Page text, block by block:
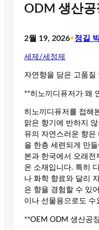
ODM 생산공
2월 19, 2026•정길
세제/세정제
자연향을 담은 고품
**히노끼디퓨저가 왜
히노끼디퓨저를 접해
맑은 향기에 반하지
유의 자연스러운 향은
을 한층 세련되게 만
본과 한국에서 오래
온 소재입니다. 특히
나 화학 향료와 달리
은 향을 경험할 수 있
이나 선물용으로도 수
**OEM ODM 생산공